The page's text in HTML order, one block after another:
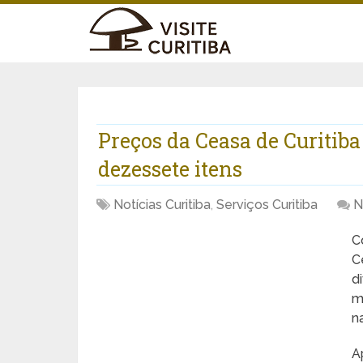
Preços da Ceasa de
dezessete itens
Notícias Curitiba,Serviços Curitiba